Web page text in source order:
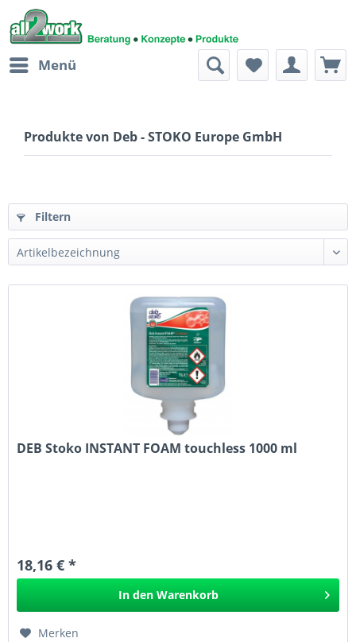
Menü
Produkte von Deb - STOKO Europe GmbH
Filtern
DEB Stoko INSTANT FOAM touchless 1000 ml
18,16 € *
In den Warenkorb
Merken